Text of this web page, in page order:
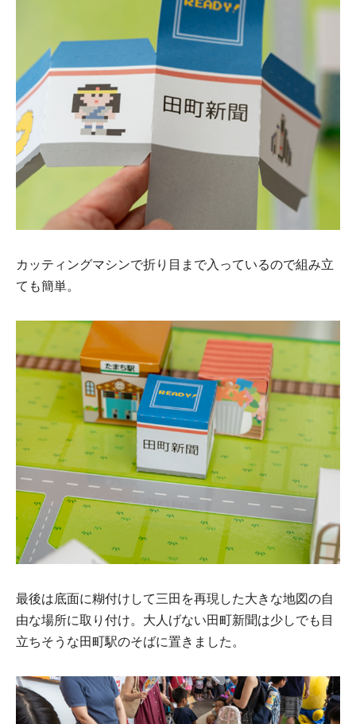
カッティングマシンで折り目まで入っているので組み立
ても簡単。
最後は底面に糊付けして三田を再現した大きな地図の自
由な場所に取り付け。大人げない田町新聞は少しでも目
立ちそうな田町駅のそばに置きました。